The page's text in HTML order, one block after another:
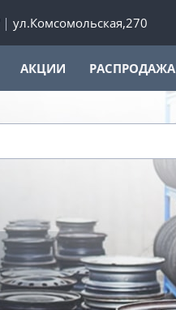
ул.Комсомольская,270
АКЦИИ РАСПРОДАЖА